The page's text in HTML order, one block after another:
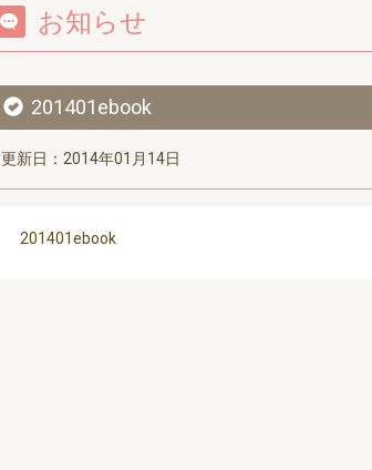
お知らせ
201401ebook
更新日：2014年01月14日
201401ebook